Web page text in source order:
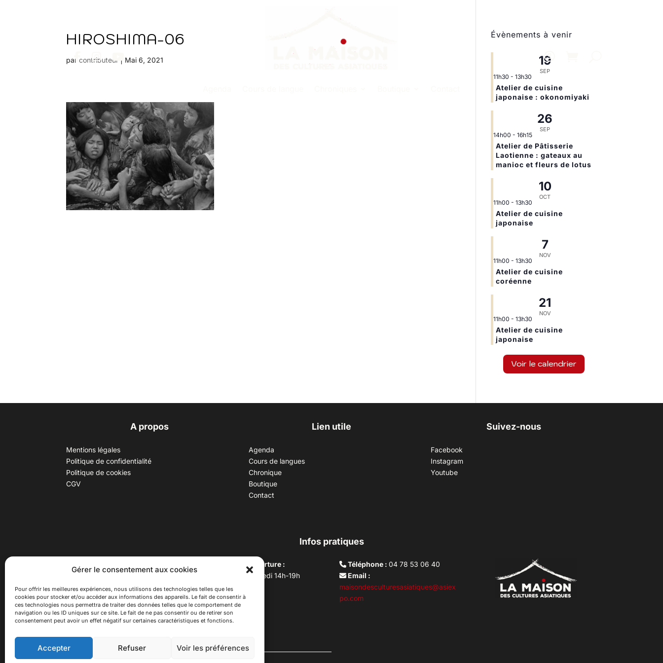
Gérer le consentement aux cookies
Pour offrir les meilleures expériences, nous utilisons des technologies telles que les
cookies pour stocker et/ou accéder aux informations des appareils. Le fait de consentir à
ces technologies nous permettra de traiter des données telles que le comportement de
navigation ou les ID uniques sur ce site. Le fait de ne pas consentir ou de retirer son
consentement peut avoir un effet négatif sur certaines caractéristiques et fonctions.
Accepter Refuser Voir les préférences
HIROSHIMA-06
parcontributeur | Mai 6, 2021
Évènements à venir
19
SEP
11h30 - 13h30
Atelier de cuisine
japonaise : okonomiyaki
26
SEP
14h00 - 16h15
Atelier de Pâtisserie
Laotienne : gateaux au
manioc et fleurs de lotus
10
OCT
11h00 - 13h30
Atelier de cuisine
japonaise
7
NOV
11h00 - 13h30
Atelier de cuisine
coréenne
21
NOV
11h00 - 13h30
Atelier de cuisine
japonaise
Voir le calendrier
A propos
Mentions légales
Politique de confidentialité
Politique de cookies
CGV
Lien utile
Agenda
Cours de langues
Chronique
Boutique
Contact
Suivez-nous
Facebook
Instagram
Youtube
Infos pratiques
(adresse postale : 62 rue St
Maximin, 69003 Lyon)
à 100 mètres du métro D Monplaisir
Lumière, T3 Dauphiné Lacassagne,
bus C16 Dr Rebatel
Horaires d’ouverture :
Du mardi au vendredi 14h-19h
Samedi 10h –17h
Fermeture lundi
Téléphone :04 78 53 06 40
Email :
maisondesculturesasiatiques@asiex
po.com